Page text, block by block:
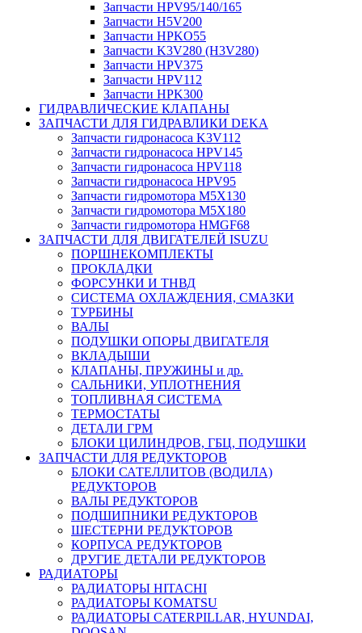
Запчасти HPV95/140/165
Запчасти H5V200
Запчасти HPKO55
Запчасти K3V280 (H3V280)
Запчасти HPV375
Запчасти HPV112
Запчасти HPK300
ГИДРАВЛИЧЕСКИЕ КЛАПАНЫ
ЗАПЧАСТИ ДЛЯ ГИДРАВЛИКИ DEKA
Запчасти гидронасоса K3V112
Запчасти гидронасоса HPV145
Запчасти гидронасоса HPV118
Запчасти гидронасоса HPV95
Запчасти гидромотора M5X130
Запчасти гидромотора M5X180
Запчасти гидромотора HMGF68
ЗАПЧАСТИ ДЛЯ ДВИГАТЕЛЕЙ ISUZU
ПОРШНЕКОМПЛЕКТЫ
ПРОКЛАДКИ
ФОРСУНКИ И ТНВД
СИСТЕМА ОХЛАЖДЕНИЯ, СМАЗКИ
ТУРБИНЫ
ВАЛЫ
ПОДУШКИ ОПОРЫ ДВИГАТЕЛЯ
ВКЛАДЫШИ
КЛАПАНЫ, ПРУЖИНЫ и др.
САЛЬНИКИ, УПЛОТНЕНИЯ
ТОПЛИВНАЯ СИСТЕМА
ТЕРМОСТАТЫ
ДЕТАЛИ ГРМ
БЛОКИ ЦИЛИНДРОВ, ГБЦ, ПОДУШКИ
ЗАПЧАСТИ ДЛЯ РЕДУКТОРОВ
БЛОКИ САТЕЛЛИТОВ (ВОДИЛА)
РЕДУКТОРОВ
ВАЛЫ РЕДУКТОРОВ
ПОДШИПНИКИ РЕДУКТОРОВ
ШЕСТЕРНИ РЕДУКТОРОВ
КОРПУСА РЕДУКТОРОВ
ДРУГИЕ ДЕТАЛИ РЕДУКТОРОВ
РАДИАТОРЫ
РАДИАТОРЫ HITACHI
РАДИАТОРЫ KOMATSU
РАДИАТОРЫ CATERPILLAR, HYUNDAI,